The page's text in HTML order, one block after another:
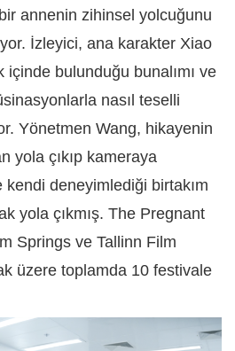
annenin zihinsel yolcuğunu
İzleyici, ana karakter Xiao
içinde bulunduğu bunalımı ve
nasıl teselli
Yönetmen Wang, hikayenin
yola çıkıp kameraya
kendi deneyimlediği birtakım
yola çıkmış. The Pregnant
Springs ve Tallinn Film
üzere toplamda 10 festivale